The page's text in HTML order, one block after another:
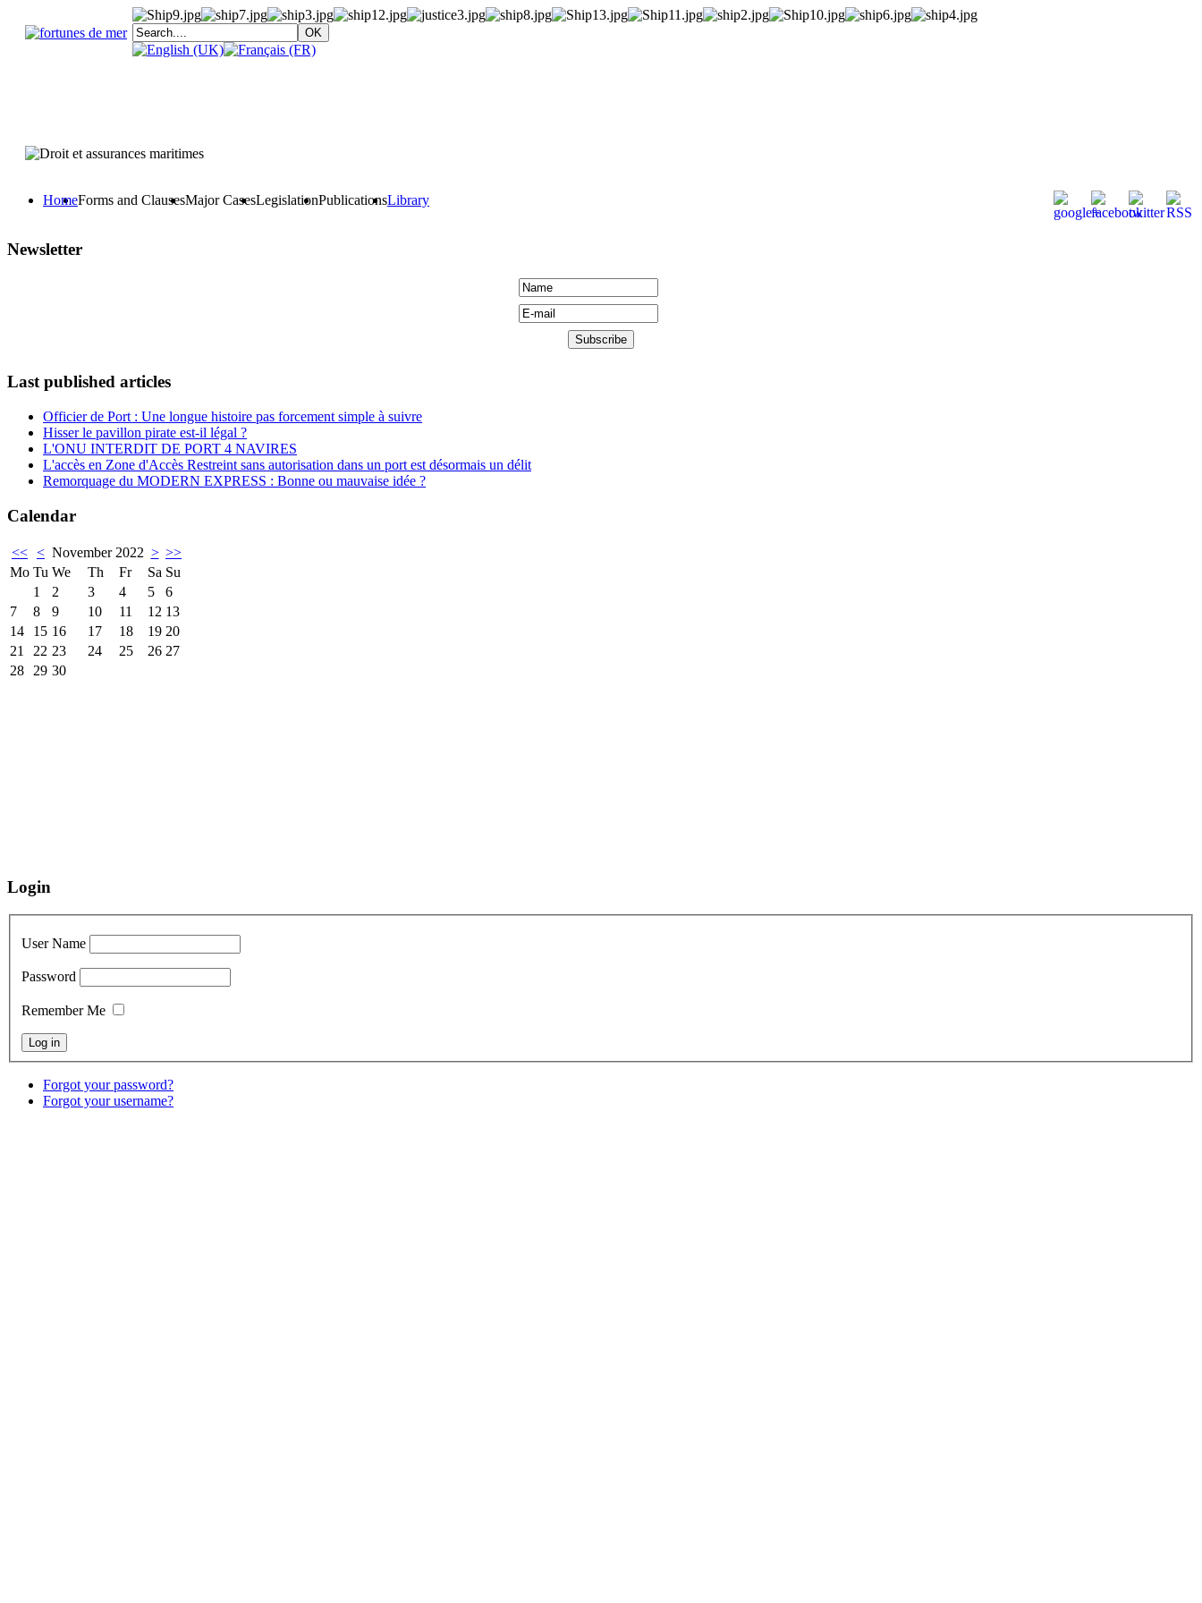
HomeForms and ClausesMajor CasesLegislationPublicationsLibrary
Newsletter
Last published articles
Officier de Port : Une longue histoire pas forcement simple à suivre
Hisser le pavillon pirate est-il légal ?
L'ONU INTERDIT DE PORT 4 NAVIRES
L'accès en Zone d'Accès Restreint sans autorisation dans un port est désormais un délit
Remorquage du MODERN EXPRESS : Bonne ou mauvaise idée ?
Calendar
<< < November 2022 > >>
Mo Tu We Th Fr Sa Su
1
2 3 4 5
6
7
8 9 10 11 12 13
14
15 16 17 18 19 20
21
22 23 24 25 26 27
28
29 30
Login
User Name
Password
Remember Me
Forgot your password?
Forgot your username?